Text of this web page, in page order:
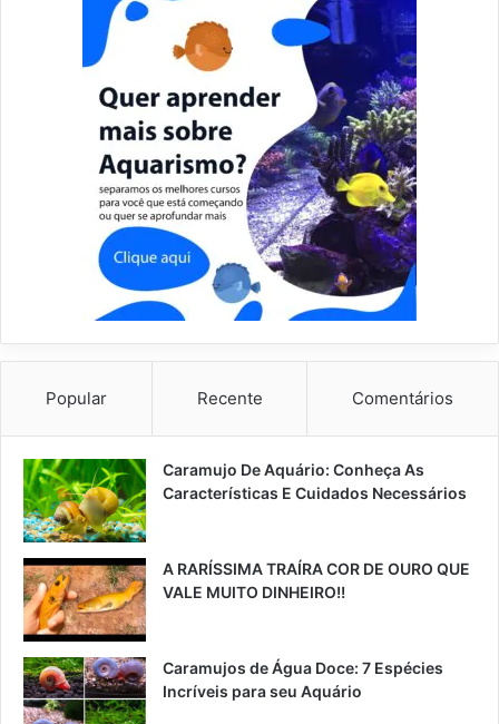
Popular Recente Comentários
Caramujo De Aquário: Conheça As
Características E Cuidados Necessários
A RARÍSSIMA TRAÍRA COR DE OURO QUE
VALE MUITO DINHEIRO!!
Caramujos de Água Doce: 7 Espécies
Incríveis para seu Aquário